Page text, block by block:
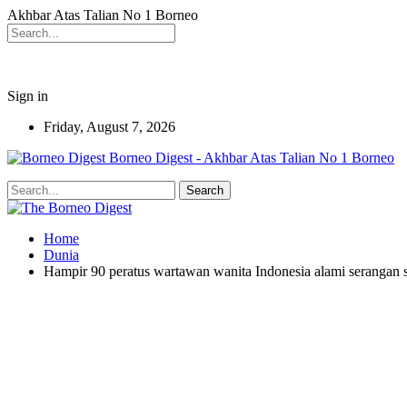
Akhbar Atas Talian No 1 Borneo
Sign in
Friday, August 7, 2026
Borneo Digest - Akhbar Atas Talian No 1 Borneo
Home
Dunia
Hampir 90 peratus wartawan wanita Indonesia alami serangan